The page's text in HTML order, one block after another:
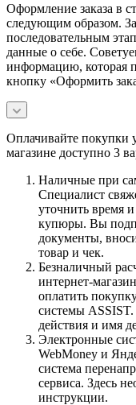
Оформление заказа в
следующим образом.
последовательным
данные о себе.
информацию, которая
кнопку «Оформить
Оплачивайте покупки
магазине доступно 3
Наличные при
Специалист
уточнить время
купюры. Вы
документы,
товар и чек.
Безналичный
интернет-
оплатить
системы
действия и имя
Электронные
WebMoney и
система
сервиса. Здесь
инструкции.